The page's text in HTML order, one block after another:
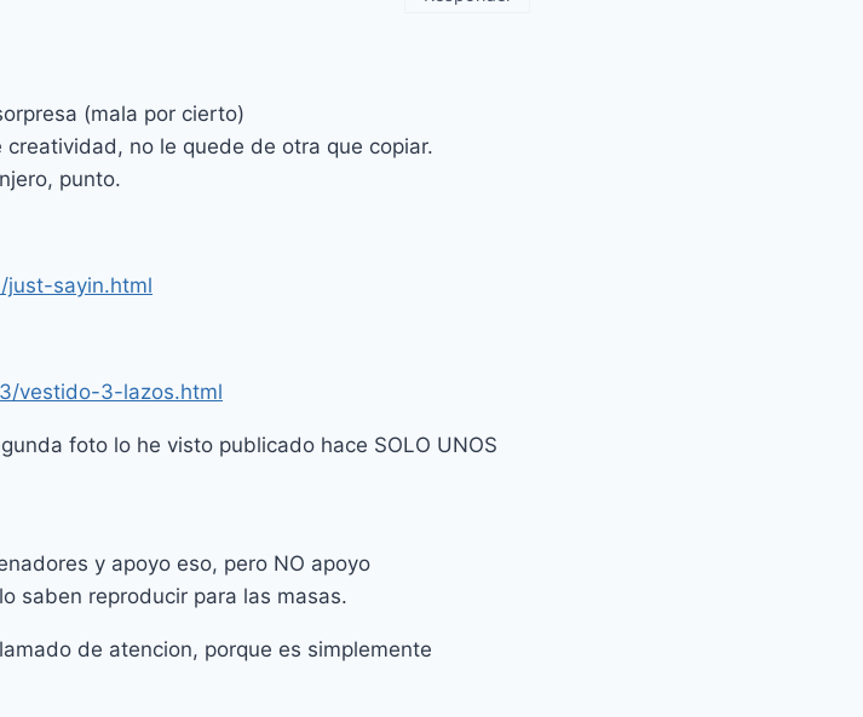
(mala por cierto)
no le quede de otra que copiar.
punto.
just-sayin.html
vestido-3-lazos.html
foto lo he visto publicado hace SOLO UNOS
y apoyo eso, pero NO apoyo
saben reproducir para las masas.
de atencion, porque es simplemente